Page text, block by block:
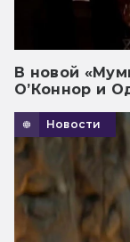
В новой
О’Коннор и
Новости